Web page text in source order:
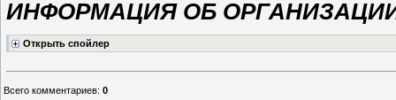
ИНФОРМАЦИЯ ОБ
Всего комментариев: 0